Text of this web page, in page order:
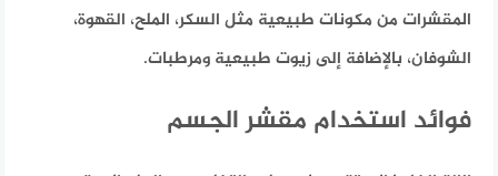
المقشرات من مكونات طبيعية مثل السكر، الملح، القهوة،
الشوفان، بالإضافة إلى زيوت طبيعية ومرطبات.
فوائد استخدام مقشر الجسم